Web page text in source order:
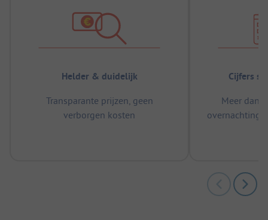
Helder & duidelijk
Transparante prijzen, geen
verborgen kosten
Cijfers
Meer dan